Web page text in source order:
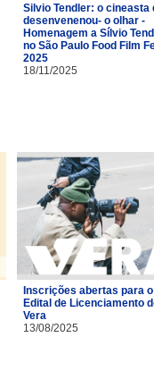
Silvio Tendler: o cineasta
desenvenenou- o olhar -
Homenagem a Sílvio
no São Paulo Food Film
2025
18/11/2025
Inscrições abertas para o
Edital de Licenciamento
Vera
13/08/2025